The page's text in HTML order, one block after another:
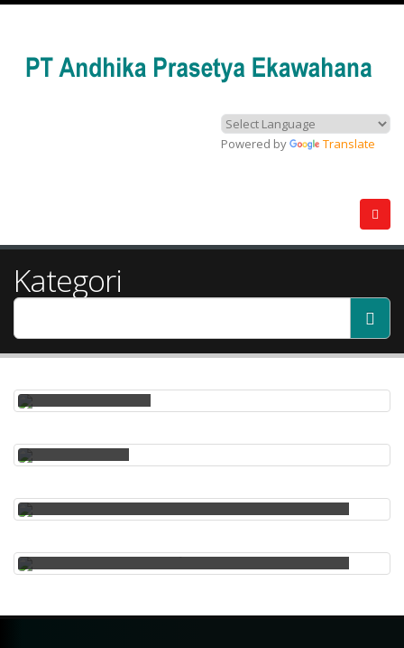
Powered by Translate
Kategori
APA ITU PUBLISHER?
PERAN PENTING
MEDIA PERAN UTAMA PENERBIT DALAM MASYARAKAT
TANTANGAN, DAN PELUANG